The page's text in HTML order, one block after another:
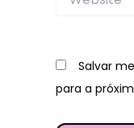
Salvar
para a